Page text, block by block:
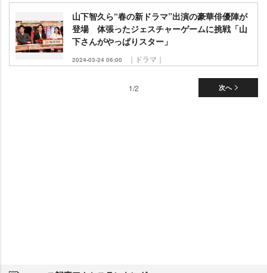
山下智久ら“春の新ドラマ”出演の豪華俳優陣が
登場 体張ったジェスチャーゲームに挑戦「山
下さんがやっぱりスター」
2024-03-24 06:00 ｜ドラマ｜
次へ
1/2